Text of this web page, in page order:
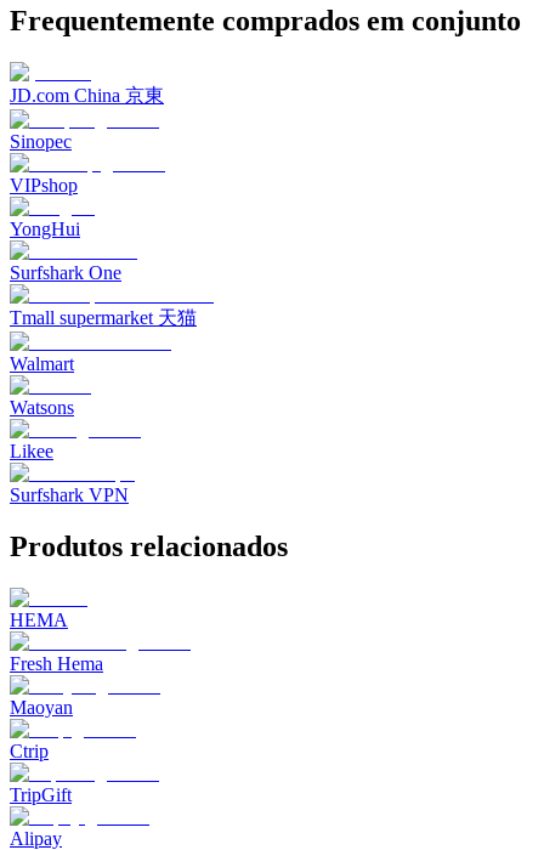
Frequentemente comprados em conjunto
JD.com China 京東
Sinopec
VIPshop
YongHui
Surfshark One
Tmall supermarket 天猫
Walmart
Watsons
Likee
Surfshark VPN
Produtos relacionados
HEMA
Fresh Hema
Maoyan
Ctrip
TripGift
Alipay